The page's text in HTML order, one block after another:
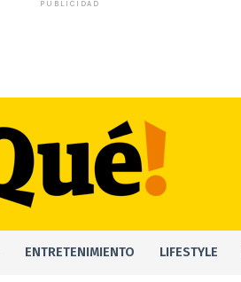
PUBLICIDAD
ENTRETENIMIENTO LIFESTYLE